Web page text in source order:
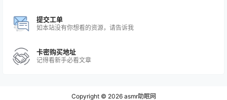
提交工单
如本站没有你想看的资源，请告诉我
卡密购买地址
记得看新手必看文章
Copyright © 2026asmr助眠网